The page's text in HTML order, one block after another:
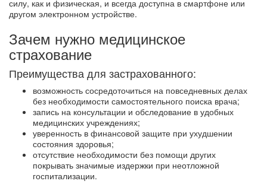
силу, как и физическая, и всегда доступна в смартфоне или
другом электронном устройстве.
Зачем нужно медицинское
страхование
Преимущества для застрахованного:
возможность сосредоточиться на повседневных делах
без необходимости самостоятельного поиска врача;
запись на консультации и обследование в удобных
медицинских учреждениях;
уверенность в финансовой защите при ухудшении
состояния здоровья;
отсутствие необходимости без помощи других
покрывать значимые издержки при неотложной
госпитализации.